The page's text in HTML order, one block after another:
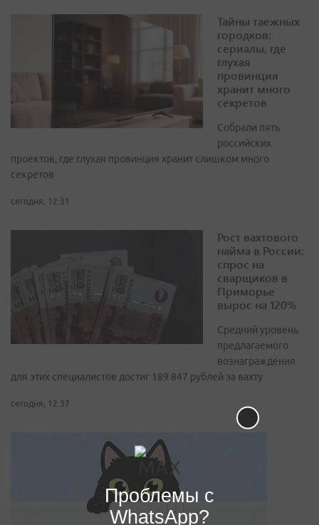
Тайны таежных
городков:
сериалы, где
глухая
провинция
хранит много
секретов
Собрали пять
российских
проектов, где глухая провинция хранит слишком много
секретов
сегодня, 12:31
Рост вахтового
найма в России:
спрос на
сварщиков в
Приморье
вырос на 120%
Средний уровень
предлагаемого
вознаграждения
для этих специалистов достиг 189 847 рублей за вахту
сегодня, 12:37
Проблемы с
WhatsApp?